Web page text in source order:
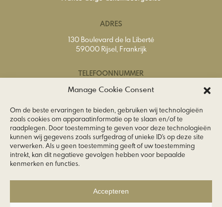
Manage Cookie Consent
Om de beste ervaringen te bieden, gebruiken wij technologieën
zoals cookies om apparaatinformatie op te slaan en/of te
raadplegen. Door toestemming te geven voor deze technologieën
kunnen wij gegevens zoals surfgedrag of unieke ID's op deze site
verwerken. Als u geen toestemming geeft of uw toestemming
intrekt, kan dit negatieve gevolgen hebben voor bepaalde
kenmerken en functies.
Accepteren
ADRES
130 Boulevard de la Liberté
59000 Rijsel, Frankrijk
TELEFOONNUMMER
Tel.+33 (0) 3 20 74 65 40
E-MAILADRES
info@ccfbl.fr
VOLG ONS